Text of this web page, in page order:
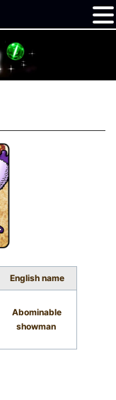
English name
Abominable
showman